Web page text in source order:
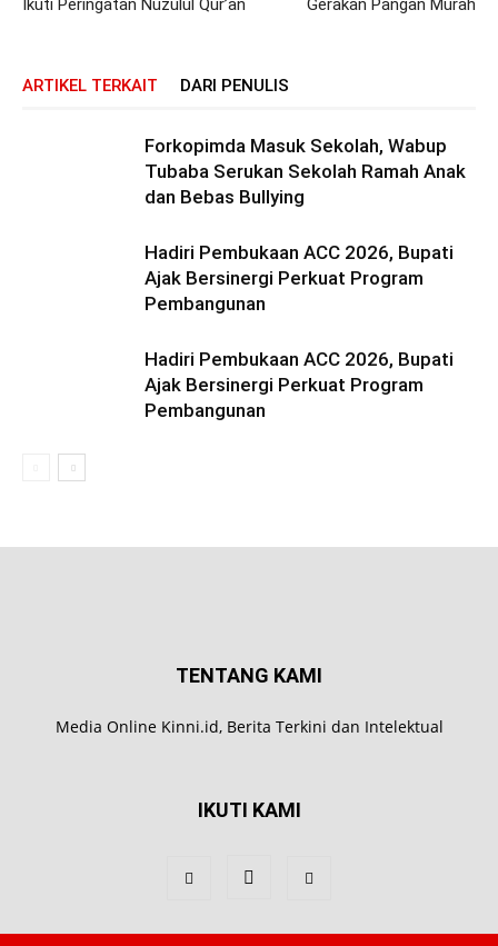
Ikuti Peringatan Nuzulul Qur’an
Gerakan Pangan Murah
ARTIKEL TERKAIT DARI PENULIS
Forkopimda Masuk Sekolah, Wabup
Tubaba Serukan Sekolah Ramah Anak
dan Bebas Bullying
Hadiri Pembukaan ACC 2026, Bupati
Ajak Bersinergi Perkuat Program
Pembangunan
Hadiri Pembukaan ACC 2026, Bupati
Ajak Bersinergi Perkuat Program
Pembangunan
TENTANG KAMI
Media Online Kinni.id, Berita Terkini dan Intelektual
IKUTI KAMI